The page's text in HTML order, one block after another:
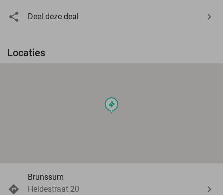
Deel deze deal
Locaties
events
Brunssum
Heidestraat 20